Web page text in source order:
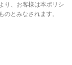
り、お客様は本ポリシ
とみなされます。